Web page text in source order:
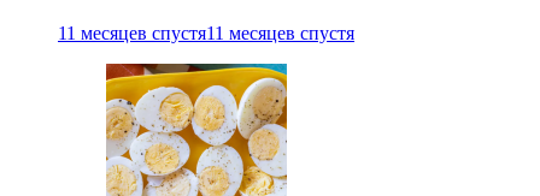
11 месяцев спустя11 месяцев спустя